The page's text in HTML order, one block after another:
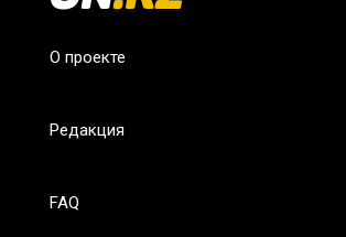
О проекте
Редакция
FAQ